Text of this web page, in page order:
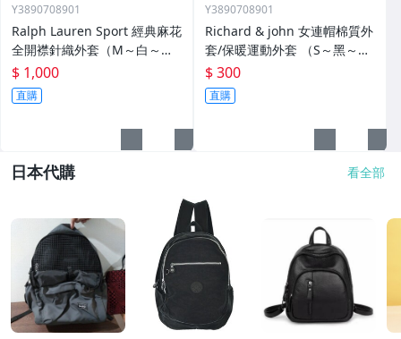
Y3890708901
Ralph Lauren Sport 經典麻花
全開襟針織外套（M～白～）
【❖全場任選三件免運費❖】
$ 1,000
直購
Y3890708901
Richard & john 女連帽棉質外
套/保暖運動外套 （S～黑～）
【❖全場任選三件以上免運費
❖】
$ 300
直購
日本代購 看全部